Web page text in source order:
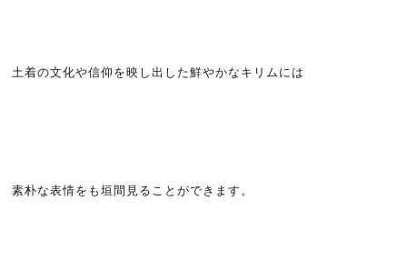
土着の文化や信仰を映し出した鮮やかなキリムには
素朴な表情をも垣間見ることができます。